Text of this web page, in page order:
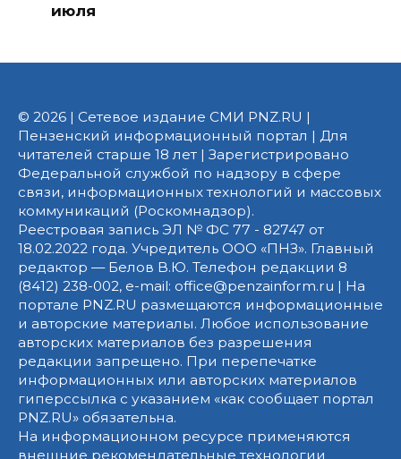
июля
© 2026 | Сетевое издание СМИ PNZ.RU |
Пензенский информационный портал | Для
читателей старше 18 лет | Зарегистрировано
Федеральной службой по надзору в сфере
связи, информационных технологий и массовых
коммуникаций (Роскомнадзор).
Реестровая запись ЭЛ № ФС 77 - 82747 от
18.02.2022 года. Учредитель ООО «ПНЗ». Главный
редактор — Белов В.Ю. Телефон редакции 8
(8412) 238-002, e-mail: office@penzainform.ru | На
портале PNZ.RU размещаются информационные
и авторские материалы. Любое использование
авторских материалов без разрешения
редакции запрещено. При перепечатке
информационных или авторских материалов
гиперссылка с указанием «как сообщает портал
PNZ.RU» обязательна.
На информационном ресурсе применяются
внешние рекомендательные технологии